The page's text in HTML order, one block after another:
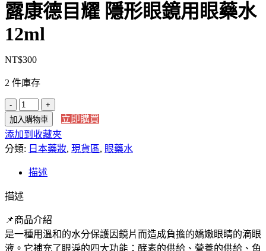
露康德目耀 隱形眼鏡用眼藥水
12ml
NT$300
2 件庫存
【日
本
代
購】
獅
獅
美
露
康
加入購物車
立即購買
添加到收藏夾
分類: 日本藥妝, 現貨區, 眼藥水
描述
描述
📌商品介紹
是一種用溫和的水分保護因鏡片而造成負擔的嬌嫩眼睛的滴眼
液。它補充了眼淚的四大功能：酵素的供給、營養的供給、角